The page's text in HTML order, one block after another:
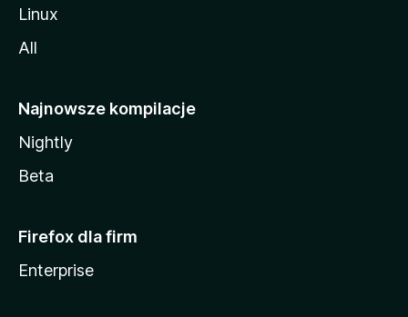
Linux
All
Najnowsze kompilacje
Nightly
Beta
Firefox dla firm
Enterprise